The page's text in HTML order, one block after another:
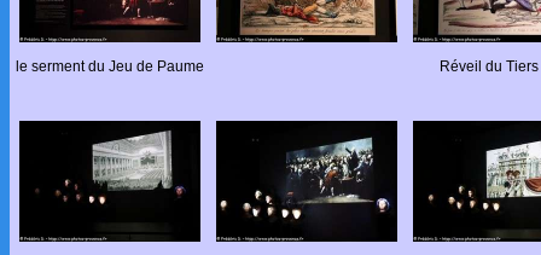
le serment du Jeu de Paume Réveil du Tiers